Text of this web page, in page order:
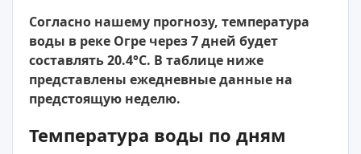
Согласно нашему прогнозу, температура
воды в реке Огре через 7 дней будет
составлять 20.4°C. В таблице ниже
представлены ежедневные данные на
предстоящую неделю.
Температура воды по дням